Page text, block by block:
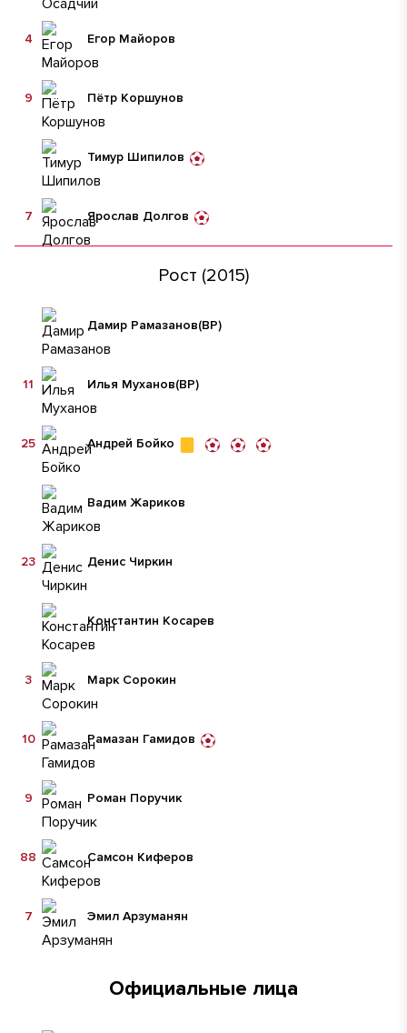
Егор Майоров
4
Пëтр Коршунов
9
Тимур Шипилов
Ярослав Долгов
7
Рост (2015)
Дамир Рамазанов(ВР)
Илья Муханов(ВР)
11
Андрей Бойко
25
Вадим Жариков
Денис Чиркин
23
Константин Косарев
Марк Сорокин
3
Рамазан Гамидов
10
Роман Поручик
9
Самсон Киферов
88
Эмил Арзуманян
7
Официальные лица